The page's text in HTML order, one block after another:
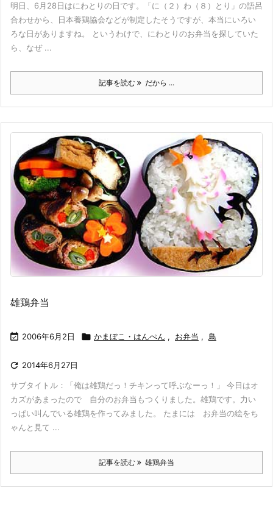
明日、6月28日はにわとりの日です。「に（２）わ（８）とり」の語呂
合わせから、日本養鶏協会などが制定したそうですが、本当にいろい
ろな日がありますね。 というわけで、にわとりのお弁当を探していた
ら、なぜ ...
記事を読む だから ...
雄鶏弁当
 2006年6月2日  かまぼこ・はんぺん , お弁当 , 鳥
 2014年6月27日
サブタイトル：「俺は雄鶏だっ！チキンって呼ぶなーっ！」 今日はオ
カズがあまったので 自分のお弁当もつくりました。雄鶏です。力い
っぱい叫んでいる雄鶏を作ってみました。 たまには お弁当の絵をち
ゃんと見て ...
記事を読む 雄鶏弁当